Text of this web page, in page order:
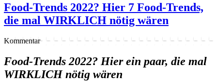
Food-Trends 2022? Hier 7 Food-Trends,
die mal WIRKLICH nötig wären
Kommentar
Food-Trends 2022? Hier ein paar, die mal
WIRKLICH nötig wären